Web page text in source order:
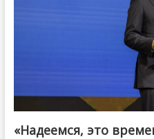
«Надеемся, это